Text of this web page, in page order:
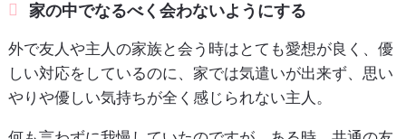
家の中でなるべく会わないようにする
外で友人や主人の家族と会う時はとても愛想が良く、優
しい対応をしているのに、家では気遣いが出来ず、思い
やりや優しい気持ちが全く感じられない主人。